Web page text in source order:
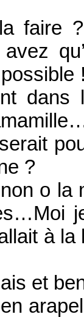
faire
avez
?
à la
et